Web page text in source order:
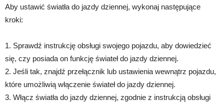
Aby ustawić światła do jazdy dziennej, wykonaj następujące
kroki:
1. Sprawdź instrukcję obsługi swojego pojazdu, aby dowiedzieć
się, czy posiada on funkcję świateł do jazdy dziennej.
2. Jeśli tak, znajdź przełącznik lub ustawienia wewnątrz pojazdu,
które umożliwią włączenie świateł do jazdy dziennej.
3. Włącz światła do jazdy dziennej, zgodnie z instrukcją obsługi